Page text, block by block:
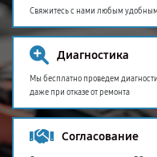
Свяжитесь с нами любым
Диагностика
Мы бесплатно проведем
даже при отказе от ремонта
Согласование